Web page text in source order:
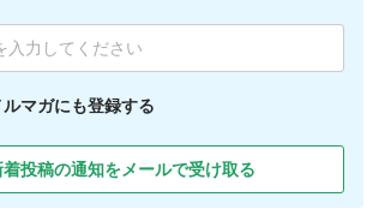
マガにも登録する
着投稿の通知をメールで受け取る